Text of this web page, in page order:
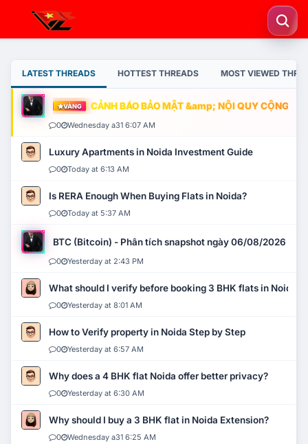
LATEST THREADS HOTTEST THREADS MOST VIEWED
VÀNG CẢNH BÁO BẢO MẬT &amp; NỘI QUY CỘNG
0 Wednesday a31 6:07 AM
Luxury Apartments in Noida Investment Guide
0 Today at 6:13 AM
Is RERA Enough When Buying Flats in Noida?
0 Today at 5:37 AM
BTC (Bitcoin) - Phân tích snapshot ngày 06/08/2026
0 Yesterday at 2:43 PM
What should I verify before booking 3 BHK flats in Noida?
0 Yesterday at 8:01 AM
How to Verify property in Noida Step by Step
0 Yesterday at 6:57 AM
Why does a 4 BHK flat Noida offer better privacy?
0 Yesterday at 6:30 AM
Why should I buy a 3 BHK flat in Noida Extension?
0 Wednesday a31 6:25 AM